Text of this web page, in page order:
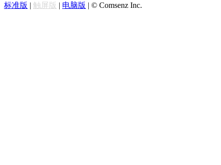
标准版 | 触屏版 | 电脑版 | © Comsenz Inc.